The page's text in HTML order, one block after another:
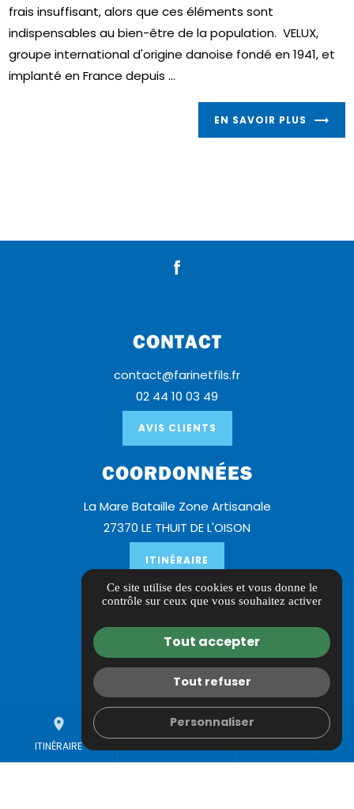
frais insuffisant, alors que ces éléments sont
indispensables au bien-être de la population. VELUX,
groupe international d'origine danoise fondé en 1941, et
implanté en France depuis ...
EN SAVOIR PLUS
place
ITINÉRAIRE
mail
CONTACT
contact@farinetfils.fr
02 44 10 03 49
AVIS CLIENTS
COORDONNÉES
La Mare Bataille Zone Artisanale
27370 LE THUIT DE L'OISON
ITINÉRAIRE
LIENS UTILES
Guide local
Informations complémentaires
Mentions légales
Politique de confidentialité
Gestion des cookies
Ce site utilise des cookies et vous donne le
contrôle sur ceux que vous souhaitez activer
Tout accepter
Tout refuser
Personnaliser